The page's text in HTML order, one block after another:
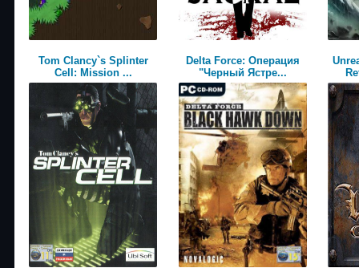
Tom Clancy`s Splinter
Cell: Mission ...
Delta Force: Операция
"Черный Ястре...